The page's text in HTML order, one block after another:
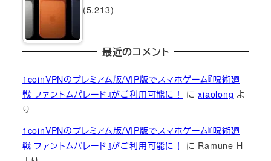
(5,213)
最近のコメント
1coinVPNのプレミアム版/VIP版でスマホゲーム『呪術廻
戦 ファントムパレード』がご利用可能に！
にxiaolong よ
り
1coinVPNのプレミアム版/VIP版でスマホゲーム『呪術廻
戦 ファントムパレード』がご利用可能に！
に Ramune H